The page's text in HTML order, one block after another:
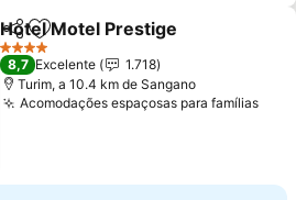
PartilharAdicionar aos favoritos
Hotel Motel Prestige
4 Estrelas
8,7 Excelente
1.718
Turim, a 10.4 km de Sangano
Acomodações espaçosas para famíliasVer